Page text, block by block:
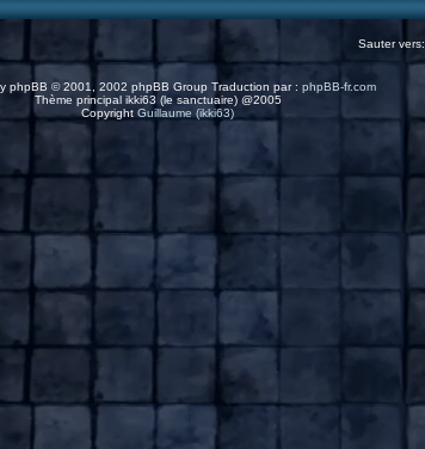
Sauter
phpBB © 2001, 2002 phpBB Group Traduction par : phpBB-fr.com
Thème principal ikki63 (le sanctuaire) @2005
Copyright Guillaume (ikki63)